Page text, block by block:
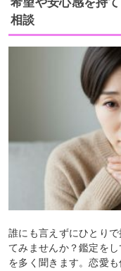
相談
誰にも言えずにひとり
てみませんか？鑑定を
を多く聞きます。恋愛